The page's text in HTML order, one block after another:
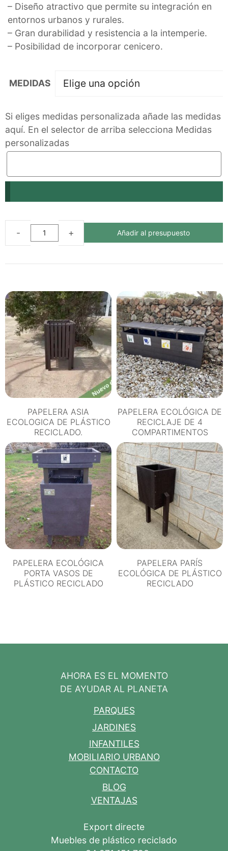
– Diseño atractivo que permite su integración en
entornos urbanos y rurales.
– Gran durabilidad y resistencia a la intemperie.
– Posibilidad de incorporar cenicero.
MEDIDAS
Si eliges medidas personalizada añade las medidas
aquí. En el selector de arriba selecciona Medidas
personalizadas
PAPELERA
DE
CON
TAPA
cantidad
Añadir al presupuesto
PAPELERA ASIA
ECOLOGICA DE PLÁSTICO
RECICLADO.
PAPELERA ECOLÓGICA DE
RECICLAJE DE 4
COMPARTIMENTOS
PAPELERA ECOLÓGICA
PORTA VASOS DE
PLÁSTICO RECICLADO
PAPELERA PARÍS
ECOLÓGICA DE PLÁSTICO
RECICLADO
AHORA ES EL MOMENTO
DE AYUDAR AL PLANETA
PARQUES
JARDINES
INFANTILES
MOBILIARIO URBANO
CONTACTO
BLOG
VENTAJAS
Export directe
Muebles de plástico reciclado